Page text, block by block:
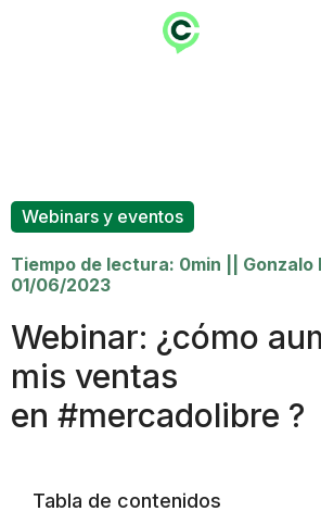
Webinars y eventos
Tiempo de lectura: 0min Gonzalo
01/06/2023
Webinar: ¿cómo
mis ventas
en #mercadolibre ?
Tabla de contenidos